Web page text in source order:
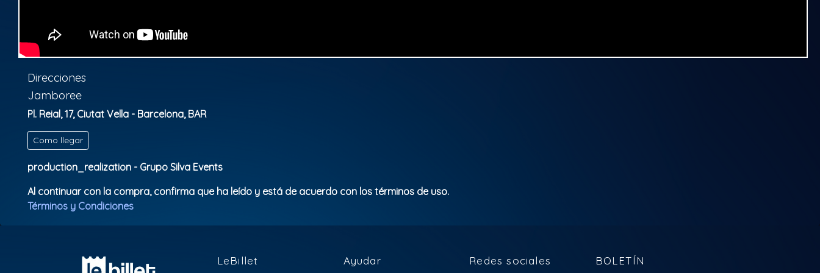
Direcciones
Jamboree
Pl. Reial, 17, Ciutat Vella - Barcelona, BAR
Como llegar
production_realization - Grupo Silva Events
Al continuar con la compra, confirma que ha leído y está de acuerdo con los términos de uso.
Términos y Condiciones
LeBillet Ayudar Redes sociales BOLETÍN